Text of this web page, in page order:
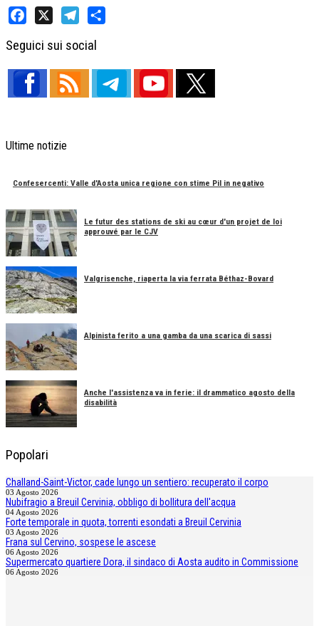
Seguici sui social
Ultime notizie
Confesercenti: Valle d'Aosta unica regione con stime Pil in negativo
Le futur des stations de ski au cœur d'un projet de loi
approuvé par le CJV
Valgrisenche, riaperta la via ferrata Béthaz-Bovard
Alpinista ferito a una gamba da una scarica di sassi
Anche l'assistenza va in ferie: il drammatico agosto della
disabilità
Popolari
Challand-Saint-Victor, cade lungo un sentiero: recuperato il corpo
03 Agosto 2026
Nubifragio a Breuil Cervinia, obbligo di bollitura dell'acqua
04 Agosto 2026
Forte temporale in quota, torrenti esondati a Breuil Cervinia
03 Agosto 2026
Frana sul Cervino, sospese le ascese
06 Agosto 2026
Supermercato quartiere Dora, il sindaco di Aosta audito in Commissione
06 Agosto 2026